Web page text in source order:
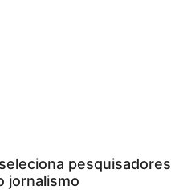
jornalismo